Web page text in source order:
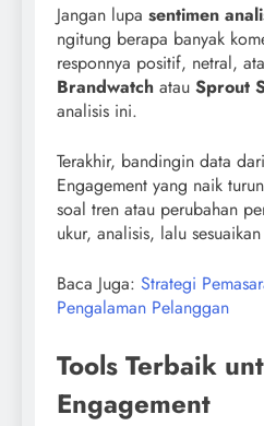
Jangan lupa sentimen
ngitung berapa banyak
responnya positif, netral,
Brandwatch atau Sprout
analisis ini.
Terakhir, bandingin data
Engagement yang naik
soal tren atau perubahan
ukur, analisis, lalu
Baca Juga: Strategi
Pengalaman Pelanggan
Tools Terbaik
Engagement